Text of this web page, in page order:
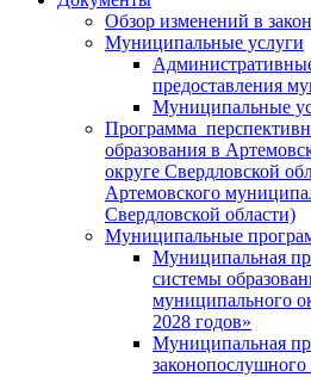
Обзор изменений в
Муниципальные услуги
предоставления
Муниципальные
Программа
образования в
округе Свердловской
Артемовского
Свердловской области)
Муниципальные
Муниципальная
системы
муниципального
2028 годов»
Муниципальная
законопослушного